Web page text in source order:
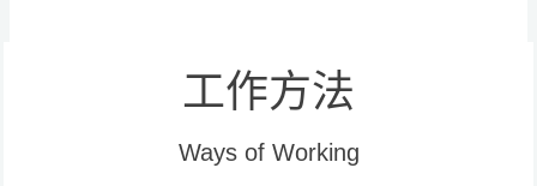
工作方法
Ways of Working